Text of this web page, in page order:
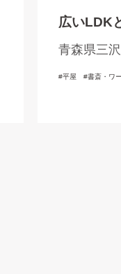
広いLDK
家
青森県三
町・三戸郡
平屋 書斎・ワ